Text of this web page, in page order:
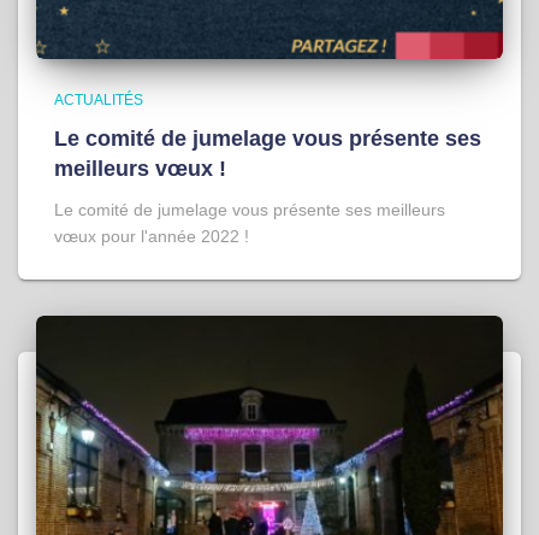
ACTUALITÉS
Le comité de jumelage vous présente ses
meilleurs vœux !
Le comité de jumelage vous présente ses meilleurs
vœux pour l'année 2022 !